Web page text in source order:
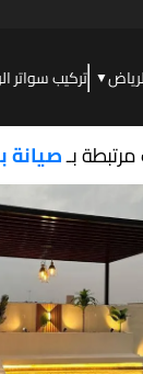
▼ تركيب سواتر
بـصيانة